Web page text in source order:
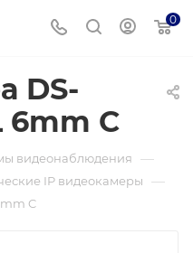
0
DS-
6mm C
видеонаблюдения —
IP видеокамеры —
C